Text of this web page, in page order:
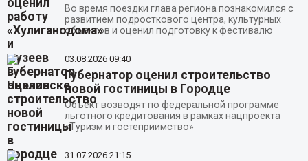
Во время поездки глава региона познакомился с
развитием подросткового центра, культурных
объектов и оценил подготовку к фестивалю
03.08.2026 09:40
Губернатор оценил строительство
новой гостиницы в Городце
Объект возводят по федеральной программе
льготного кредитования в рамках нацпроекта
«Туризм и гостеприимство»
31.07.2026 21:15